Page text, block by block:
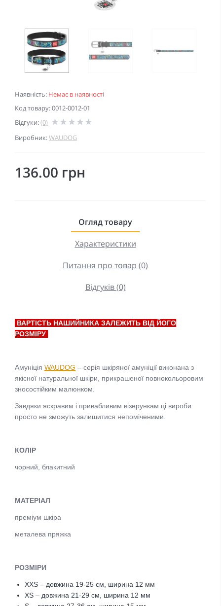
Наявність: Немає в наявності
Код товару: 0012-0012-01
Відгуки:(0)
Виробник:WAUDOG
136.00 грн
Огляд товару
Характеристики
Питання про товар (0)
Відгуків (0)
ВАРТІСТЬ НАШИЙНИКА ЗАЛЕЖИТЬ ВІД ЙОГО
РОЗМІРУ
Амуніція WAUDOG – серія шкіряної амуніції виконана з
якісної натуральної шкіри, прикрашеної повнокольоровим
зносостійким малюнком.
Завдяки яскравим і привабливим візерункам ці вироби
просто не зможуть залишитися непоміченими.
КОЛІР
чорний, блакитний
МАТЕРІАЛ
преміум шкіра
металева пряжка
РОЗМІРИ
XXS – довжина 19-25 см, ширина 12 мм
XS – довжина 21-29 см, ширина 12 мм